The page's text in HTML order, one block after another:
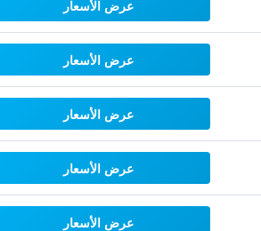
عرض الأسعار
عرض الأسعار
عرض الأسعار
عرض الأسعار
عرض الأسعار